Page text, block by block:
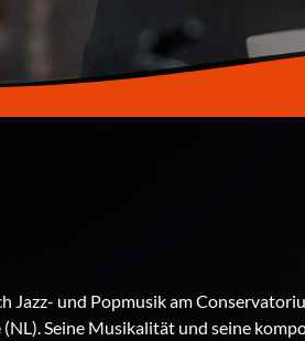
Jazz- und Popmusik am
Seine Musikalität und seine